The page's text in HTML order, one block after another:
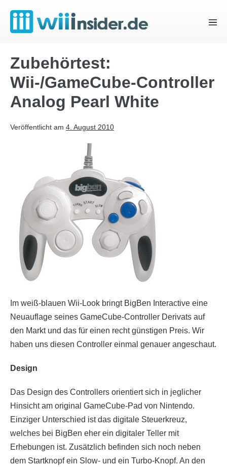
Inhalt
springen
Zubehörtest:
Wii-/GameCube-Controller
Analog Pearl White
Veröffentlicht am 4. August 2010
Im weiß-blauen Wii-Look bringt BigBen Interactive eine
Neuauflage seines GameCube-Controller Derivats auf
den Markt und das für einen recht günstigen Preis. Wir
haben uns diesen Controller einmal genauer angeschaut.
Design
Das Design des Controllers orientiert sich in jeglicher
Hinsicht am original GameCube-Pad von Nintendo.
Einziger Unterschied ist das digitale Steuerkreuz,
welches bei BigBen eher ein digitaler Teller mit
Erhebungen ist. Zusätzlich befinden sich noch neben
dem Startknopf ein Slow- und ein Turbo-Knopf. An den